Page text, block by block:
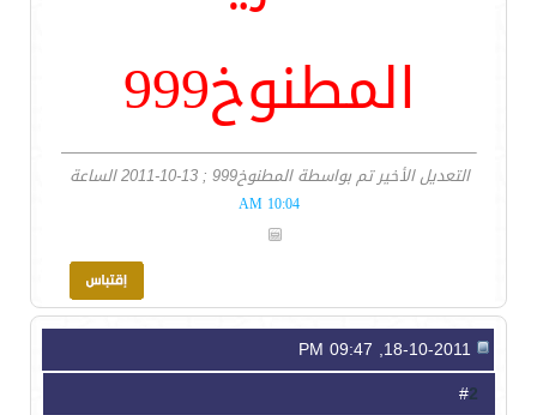
المطنوخ999
التعديل الأخير تم بواسطة المطنوخ999 ; 13-10-2011 الساعة
10:04 AM
2